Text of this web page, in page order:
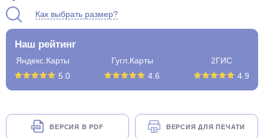
Как выбрать размер?
Наш рейтинг
Яндекс.Карты
5.0
Гугл.Карты
4.6
2ГИС
4.9
ВЕРСИЯ В PDF ВЕРСИЯ ДЛЯ ПЕЧАТИ